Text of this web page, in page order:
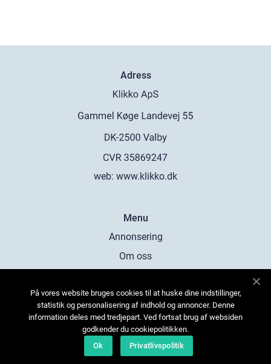
Adress
web: www.klikko.dk
Menu
Annonsering
Om oss
Kontakta oss
Sitemap
På vores website bruges cookies til at huske dine indstillinger,
statistik og personalisering af indhold og annoncer. Denne
information deles med tredjepart. Ved fortsat brug af websiden
godkender du cookiepolitikken.
Ok
Privatlivspolitik